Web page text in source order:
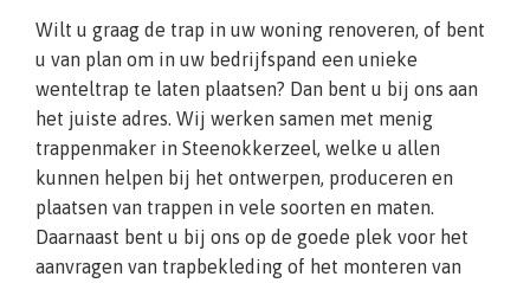
Wilt u graag de trap in uw woning renoveren, of bent
u van plan om in uw bedrijfspand een unieke
wenteltrap te laten plaatsen? Dan bent u bij ons aan
het juiste adres. Wij werken samen met menig
trappenmaker in Steenokkerzeel, welke u allen
kunnen helpen bij het ontwerpen, produceren en
plaatsen van trappen in vele soorten en maten.
Daarnaast bent u bij ons op de goede plek voor het
aanvragen van trapbekleding of het monteren van